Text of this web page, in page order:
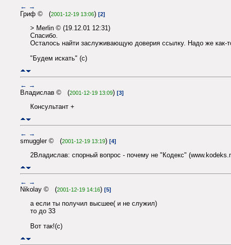
← →
Гриф © (2001-12-19 13:06) [2]
> Merlin © (19.12.01 12:31)
Спасибо.
Осталось найти заслуживающую доверия ссылку. Надо же как-
"Будем искать" (с)
← →
Владислав © (2001-12-19 13:09) [3]
Консультант +
← →
smuggler © (2001-12-19 13:19) [4]
2Владислав: спорный вопрос - почему не "Кодекс"
← →
Nikolay © (2001-12-19 14:16) [5]
а если ты получил высшее( и не служил)
то до 33
Вот так!(с)